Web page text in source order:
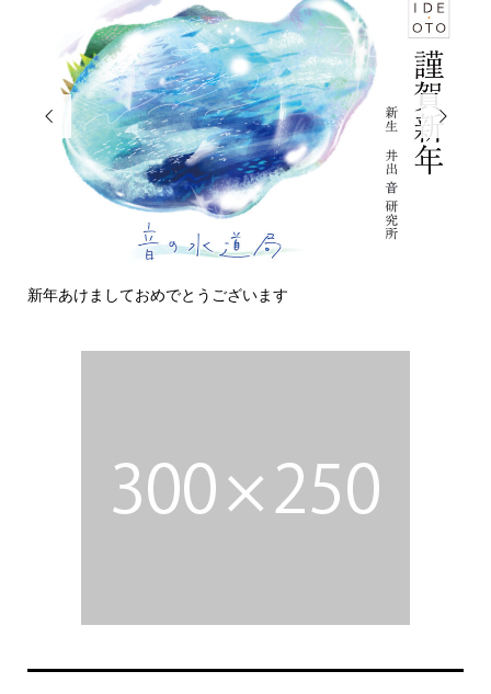

今日の侵入者
